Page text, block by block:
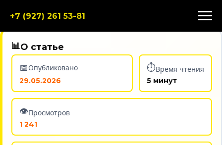
+7 (927) 261 53-81
📊О статье
📅Опубликовано
29.05.2026
⏱️Время чтения
5 минут
👁️Просмотров
1 241